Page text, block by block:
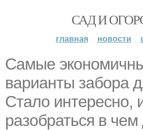
САД И
главная новости
Самые
варианты забора
Стало интересно,
разобраться в